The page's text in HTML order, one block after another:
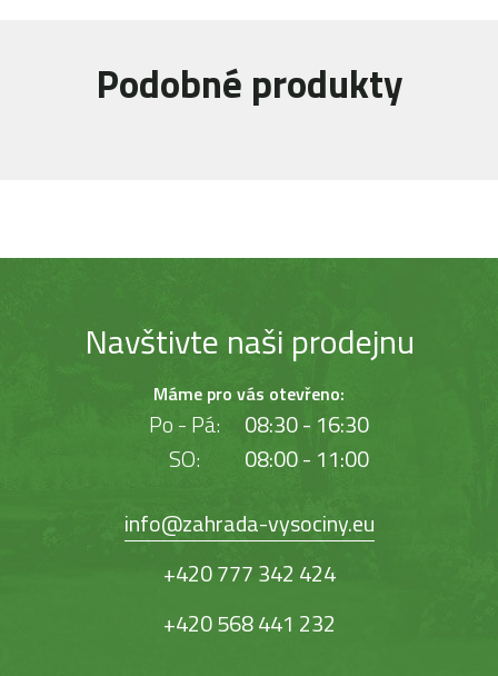
Podobné produkty
Navštivte naši prodejnu
Máme pro vás otevřeno:
Po - Pá:
08:30 - 16:30
SO:
08:00 - 11:00
info@zahrada-vysociny.eu
+420 777 342 424
+420 568 441 232